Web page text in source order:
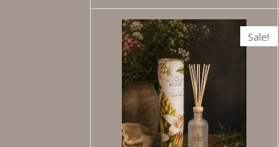
Sale!